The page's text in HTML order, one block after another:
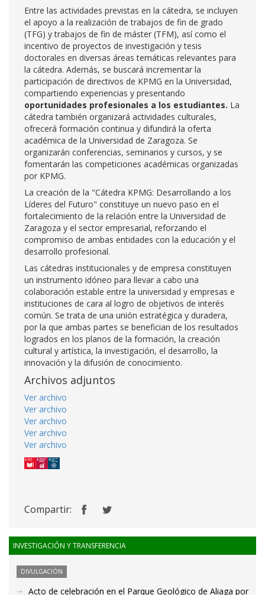
Entre las actividades previstas en la cátedra, se incluyen
el apoyo a la realización de trabajos de fin de grado
(TFG) y trabajos de fin de máster (TFM), así como el
incentivo de proyectos de investigación y tesis
doctorales en diversas áreas temáticas relevantes para
la cátedra. Además, se buscará incrementar la
participación de directivos de KPMG en la Universidad,
compartiendo experiencias y presentando
oportunidades profesionales a los estudiantes. La
cátedra también organizará actividades culturales,
ofrecerá formación continua y difundirá la oferta
académica de la Universidad de Zaragoza. Se
organizarán conferencias, seminarios y cursos, y se
fomentarán las competiciones académicas organizadas
por KPMG.
La creación de la "Cátedra KPMG: Desarrollando a los
Líderes del Futuro" constituye un nuevo paso en el
fortalecimiento de la relación entre la Universidad de
Zaragoza y el sector empresarial, reforzando el
compromiso de ambas entidades con la educación y el
desarrollo profesional.
Las cátedras institucionales y de empresa constituyen
un instrumento idóneo para llevar a cabo una
colaboración estable entre la universidad y empresas e
instituciones de cara al logro de objetivos de interés
común. Se trata de una unión estratégica y duradera,
por la que ambas partes se benefician de los resultados
logrados en los planos de la formación, la creación
cultural y artística, la investigación, el desarrollo, la
innovación y la difusión de conocimiento.
Archivos adjuntos
Ver archivo
Ver archivo
Ver archivo
Ver archivo
Ver archivo
Compartir:
INVESTIGACIÓN Y TRANSFERENCIA
DIVULGACIÓN
Acto de celebración en el Parque Geológico de Aliaga por